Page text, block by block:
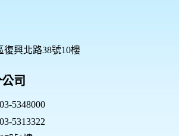
興北路38號10樓
司
5348000
5313322